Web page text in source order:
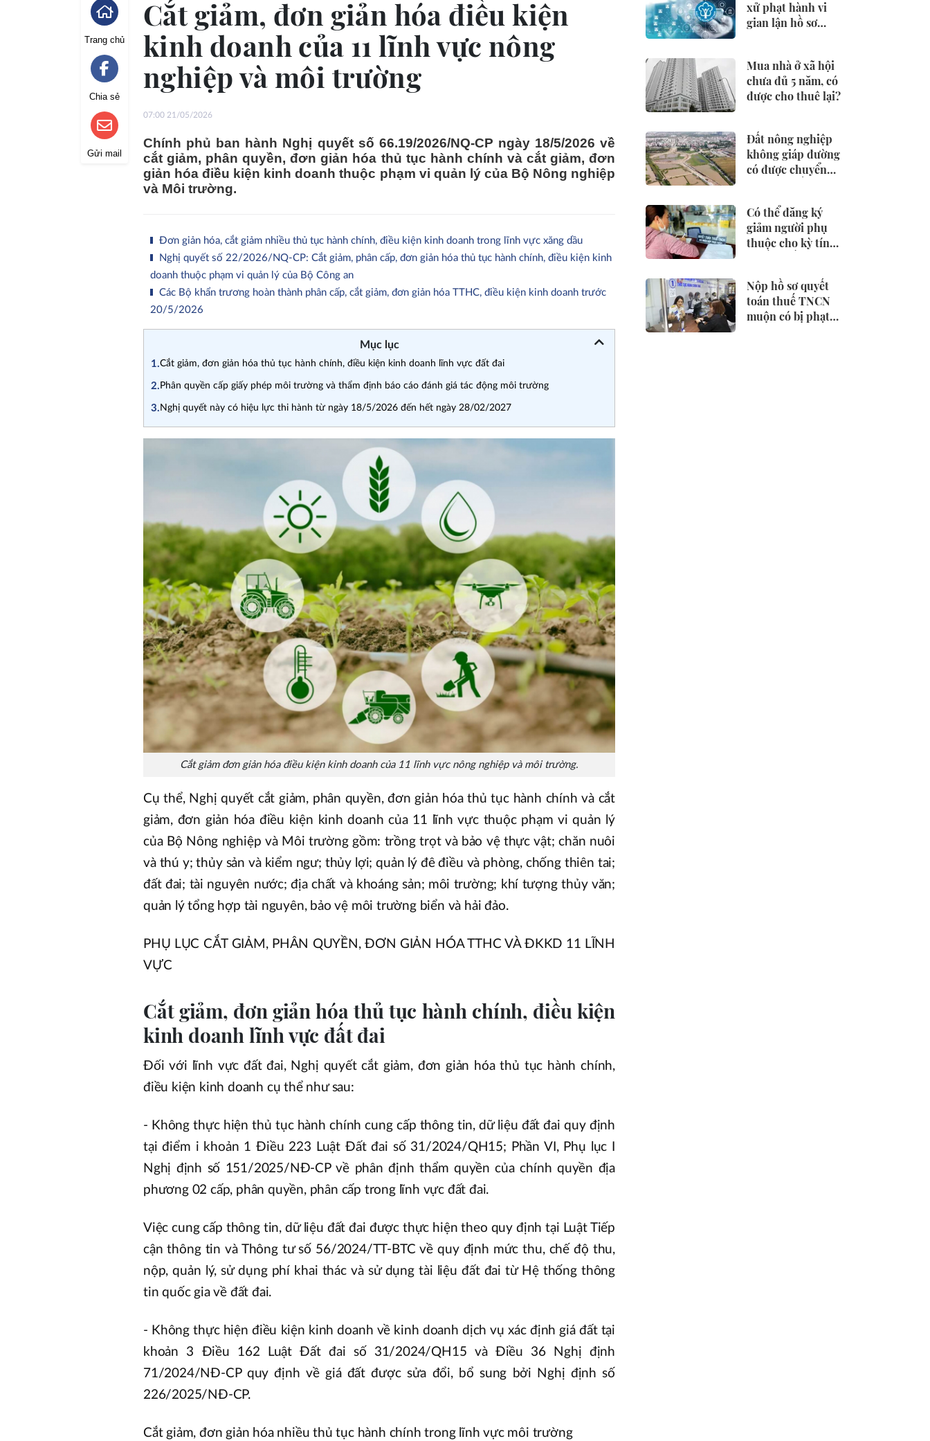
Trang chủ
Chia sẻ
Gửi mail
Cắt giảm, đơn giản hóa điều kiện
kinh doanh của 11 lĩnh vực nông
nghiệp và môi trường
07:00 21/05/2026
Chính phủ ban hành Nghị quyết số 66.19/2026/NQ-CP ngày 18/5/2026 về
cắt giảm, phân quyền, đơn giản hóa thủ tục hành chính và cắt giảm, đơn
giản hóa điều kiện kinh doanh thuộc phạm vi quản lý của Bộ Nông nghiệp
và Môi trường.
Đơn giản hóa, cắt giảm nhiều thủ tục hành chính, điều kiện kinh doanh trong lĩnh vực xăng dầu
Nghị quyết số 22/2026/NQ-CP: Cắt giảm, phân cấp, đơn giản hóa thủ tục hành chính, điều kiện kinh
doanh thuộc phạm vi quản lý của Bộ Công an
Các Bộ khẩn trương hoàn thành phân cấp, cắt giảm, đơn giản hóa TTHC, điều kiện kinh doanh trước
20/5/2026
Mục lục
1.Cắt giảm, đơn giản hóa thủ tục hành chính, điều kiện kinh doanh lĩnh vực đất đai
2. Phân quyền cấp giấy phép môi trường và thẩm định báo cáo đánh giá tác động môi trường
3. Nghị quyết này có hiệu lực thi hành từ ngày 18/5/2026 đến hết ngày 28/02/2027
Cắt giảm đơn giản hóa điều kiện kinh doanh của 11 lĩnh vực nông nghiệp và môi trường.
Cụ thể, Nghị quyết cắt giảm, phân quyền, đơn giản hóa thủ tục hành chính và cắt
giảm, đơn giản hóa điều kiện kinh doanh của 11 lĩnh vực thuộc phạm vi quản lý
của Bộ Nông nghiệp và Môi trường gồm: trồng trọt và bảo vệ thực vật; chăn nuôi
và thú y; thủy sản và kiểm ngư; thủy lợi; quản lý đê điều và phòng, chống thiên tai;
đất đai; tài nguyên nước; địa chất và khoáng sản; môi trường; khí tượng thủy văn;
quản lý tổng hợp tài nguyên, bảo vệ môi trường biển và hải đảo.
PHỤ LỤC CẮT GIẢM, PHÂN QUYỀN, ĐƠN GIẢN HÓA TTHC VÀ ĐKKD 11 LĨNH
VỰC
Cắt giảm, đơn giản hóa thủ tục hành chính, điều kiện
kinh doanh lĩnh vực đất đai
Đối với lĩnh vực đất đai, Nghị quyết cắt giảm, đơn giản hóa thủ tục hành chính,
điều kiện kinh doanh cụ thể như sau:
- Không thực hiện thủ tục hành chính cung cấp thông tin, dữ liệu đất đai quy định
tại điểm i khoản 1 Điều 223 Luật Đất đai số 31/2024/QH15; Phần VI, Phụ lục I
Nghị định số 151/2025/NĐ-CP về phân định thẩm quyền của chính quyền địa
phương 02 cấp, phân quyền, phân cấp trong lĩnh vực đất đai.
Việc cung cấp thông tin, dữ liệu đất đai được thực hiện theo quy định tại Luật Tiếp
cận thông tin và Thông tư số 56/2024/TT-BTC về quy định mức thu, chế độ thu,
nộp, quản lý, sử dụng phí khai thác và sử dụng tài liệu đất đai từ Hệ thống thông
tin quốc gia về đất đai.
- Không thực hiện điều kiện kinh doanh về kinh doanh dịch vụ xác định giá đất tại
khoản 3 Điều 162 Luật Đất đai số 31/2024/QH15 và Điều 36 Nghị định
71/2024/NĐ-CP quy định về giá đất được sửa đổi, bổ sung bởi Nghị định số
226/2025/NĐ-CP.
Cắt giảm, đơn giản hóa nhiều thủ tục hành chính trong lĩnh vực môi trường
xử phạt hành vi
gian lận hồ sơ
Mua nhà ở xã hội
chưa đủ 5 năm, có
được cho thuê lại?
Đất nông nghiệp
không giáp đường
có được chuyển
Có thể đăng ký
giảm người phụ
thuộc cho kỳ tính
Nộp hồ sơ quyết
toán thuế TNCN
muộn có bị phạt